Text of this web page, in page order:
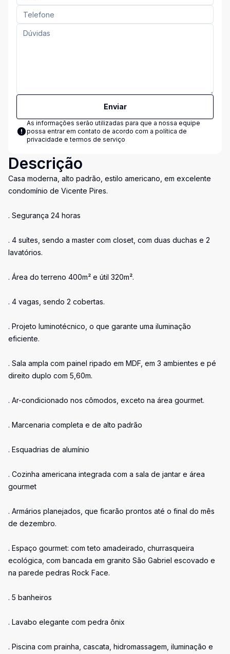
Enviar
As informações serão utilizadas para que a nossa equipe
possa entrar em contato de acordo com a política de
privacidade e termos de serviço
Descrição
Casa moderna, alto padrão, estilo americano, em excelente
condomínio de Vicente Pires.
. Segurança 24 horas
. 4 suítes, sendo a master com closet, com duas duchas e 2
lavatórios.
. Área do terreno 400m² e útil 320m².
. 4 vagas, sendo 2 cobertas.
. Projeto luminotécnico, o que garante uma iluminação
eficiente.
. Sala ampla com painel ripado em MDF, em 3 ambientes e pé
direito duplo com 5,60m.
. Ar-condicionado nos cômodos, exceto na área gourmet.
. Marcenaria completa e de alto padrão
. Esquadrias de alumínio
. Cozinha americana integrada com a sala de jantar e área
gourmet
. Armários planejados, que ficarão prontos até o final do mês
de dezembro.
. Espaço gourmet: com teto amadeirado, churrasqueira
ecológica, com bancada em granito São Gabriel escovado e
na parede pedras Rock Face.
. 5 banheiros
. Lavabo elegante com pedra ônix
. Piscina com prainha, cascata, hidromassagem, iluminação e